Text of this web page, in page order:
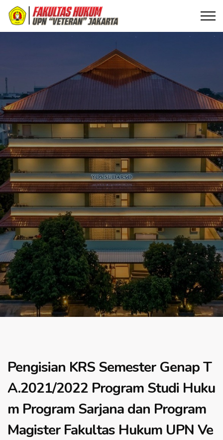
Pengisian KRS Semester Genap T
A.2021/2022 Program Studi Huku
m Program Sarjana dan Program
Magister Fakultas Hukum UPN Ve